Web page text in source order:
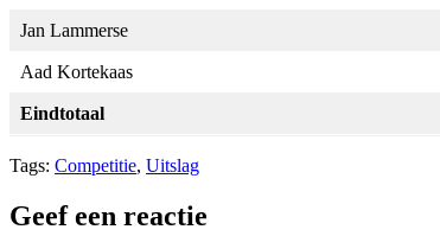
Jan Lammerse
Aad Kortekaas
Eindtotaal
Tags: Competitie, Uitslag
Geef een reactie